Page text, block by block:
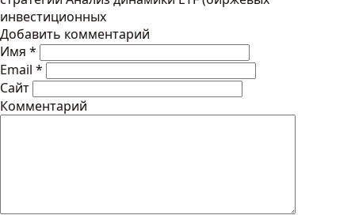
инвестиционных
Добавить комментарий
Имя *
Email *
Сайт
Комментарий